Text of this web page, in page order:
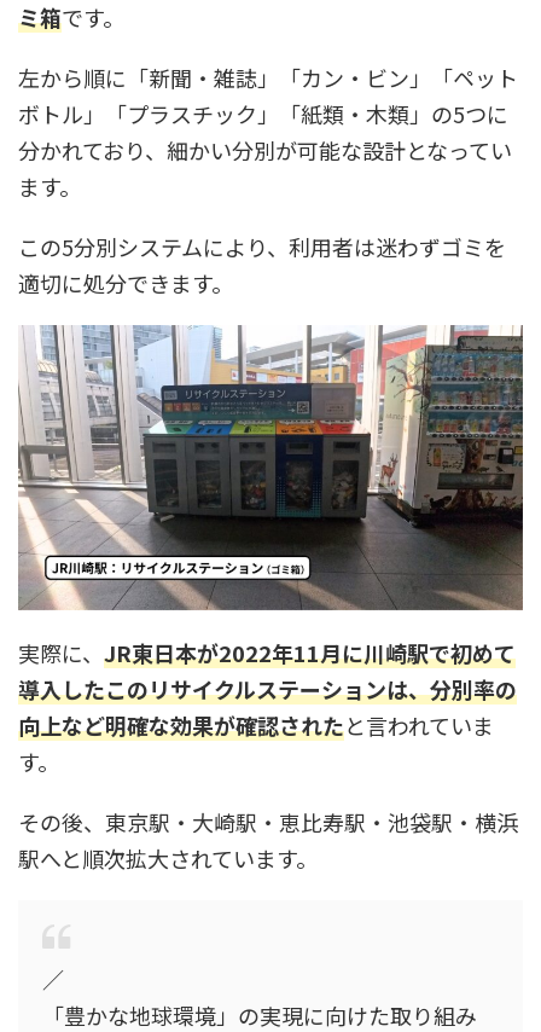
ミ箱です。
左から順に「新聞・雑誌」「カン・ビン」「ペット
ボトル」「プラスチック」「紙類・木類」の5つに
分かれており、細かい分別が可能な設計となってい
ます。
この5分別システムにより、利用者は迷わずゴミを
適切に処分できます。
実際に、 JR東日本が2022年11月に川崎駅で初めて
導入したこのリサイクルステーションは、分別率の
向上など明確な効果が確認されたと言われていま
す。
その後、東京駅・大崎駅・恵比寿駅・池袋駅・横浜
駅へと順次拡大されています。
／
「豊かな地球環境」の実現に向けた取り組み